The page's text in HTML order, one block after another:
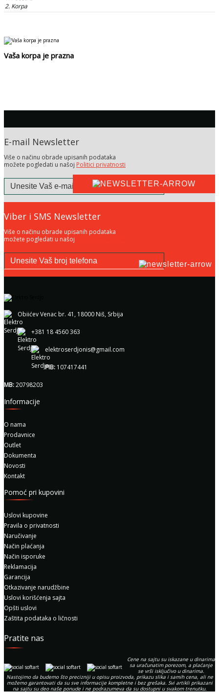
Korpa
Vaša korpa je prazna
E-mail Newsletter
Više o načinu obrade upisanih podataka
možete pogledati u našoj Politici privatnosti
Viber i SMS Newsletter
Više o načinu obrade upisanih podataka
možete pogledati u našoj
Obiićev Venac br. 41, 18000 Niš, Srbija
+381 18 4560 363
elektroserdjonis@gmail.com
PIB: 107417441
MB:20798203
Informacije
O nama
Prodavnice
Outlet
Dokumenta
Novosti
Kontakt
Pomoć pri kupovini
Uslovi kupovine
Pravila o privatnosti
Naručivanje
Način plaćanja
Način isporuke
Reklamacija
Garancija
Otkazivanje narudžbine
Uslovi korišćenja sajta
Opšti uslovi
Zaštita podataka o ličnosti
Pratite nas
Cene na sajtu su iskazane u dinarima
sa uračunatim porezom, a plaćanje
se vrši isključivo u dinarima.
Nastojimo da budemo što precizniji u opisu proizvoda, prikazu slika i samih cena, ali ne
možemo garantovati da su sve informacije kompletne i bez grešaka. Svi artikli prikazani
na sajtu su deo naše ponude i ne podrazumeva da su dostupni u svakom trenutku.